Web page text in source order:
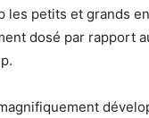
les petits et grands
dosé par rapport